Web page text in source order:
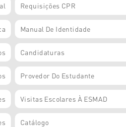
Requisições CPR
Manual De Identidade
Candidaturas
Provedor Do Estudante
Visitas Escolares À ESMAD
Catálogo